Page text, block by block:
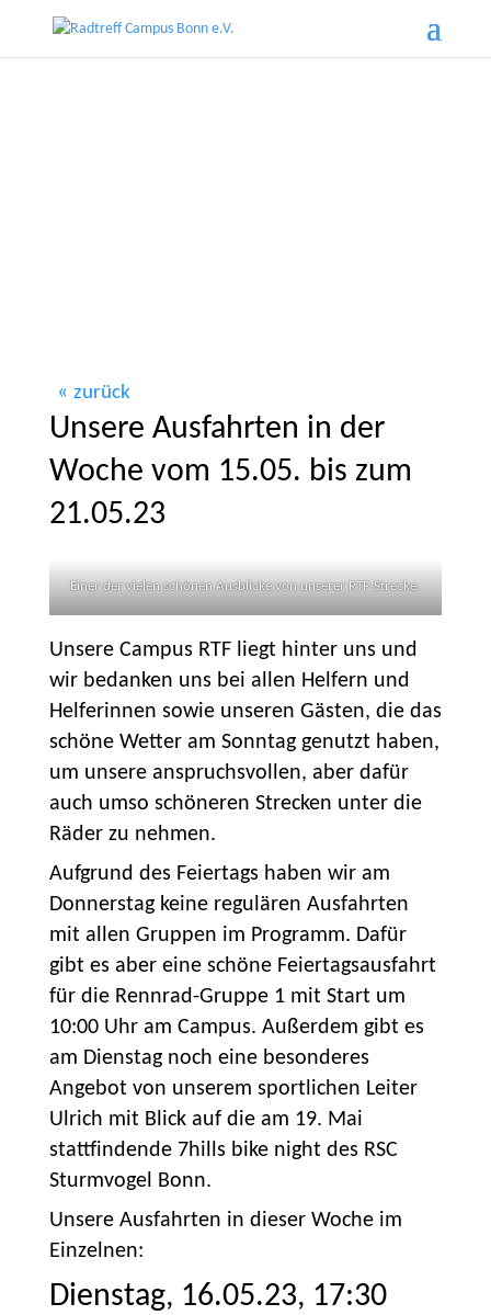
zurück
Unsere Ausfahrten in der
Woche vom 15.05. bis zum
21.05.23
Einer der vielen schönen Ausblicke von unserer RTF-Strecke.
Unsere Campus RTF liegt hinter uns und
wir bedanken uns bei allen Helfern und
Helferinnen sowie unseren Gästen, die das
schöne Wetter am Sonntag genutzt haben,
um unsere anspruchsvollen, aber dafür
auch umso schöneren Strecken unter die
Räder zu nehmen.
Aufgrund des Feiertags haben wir am
Donnerstag keine regulären Ausfahrten
mit allen Gruppen im Programm. Dafür
gibt es aber eine schöne Feiertagsausfahrt
für die Rennrad-Gruppe 1 mit Start um
10:00 Uhr am Campus. Außerdem gibt es
am Dienstag noch eine besonderes
Angebot von unserem sportlichen Leiter
Ulrich mit Blick auf die am 19. Mai
stattfindende 7hills bike night des RSC
Sturmvogel Bonn.
Unsere Ausfahrten in dieser Woche im
Einzelnen:
Dienstag, 16.05.23, 17:30